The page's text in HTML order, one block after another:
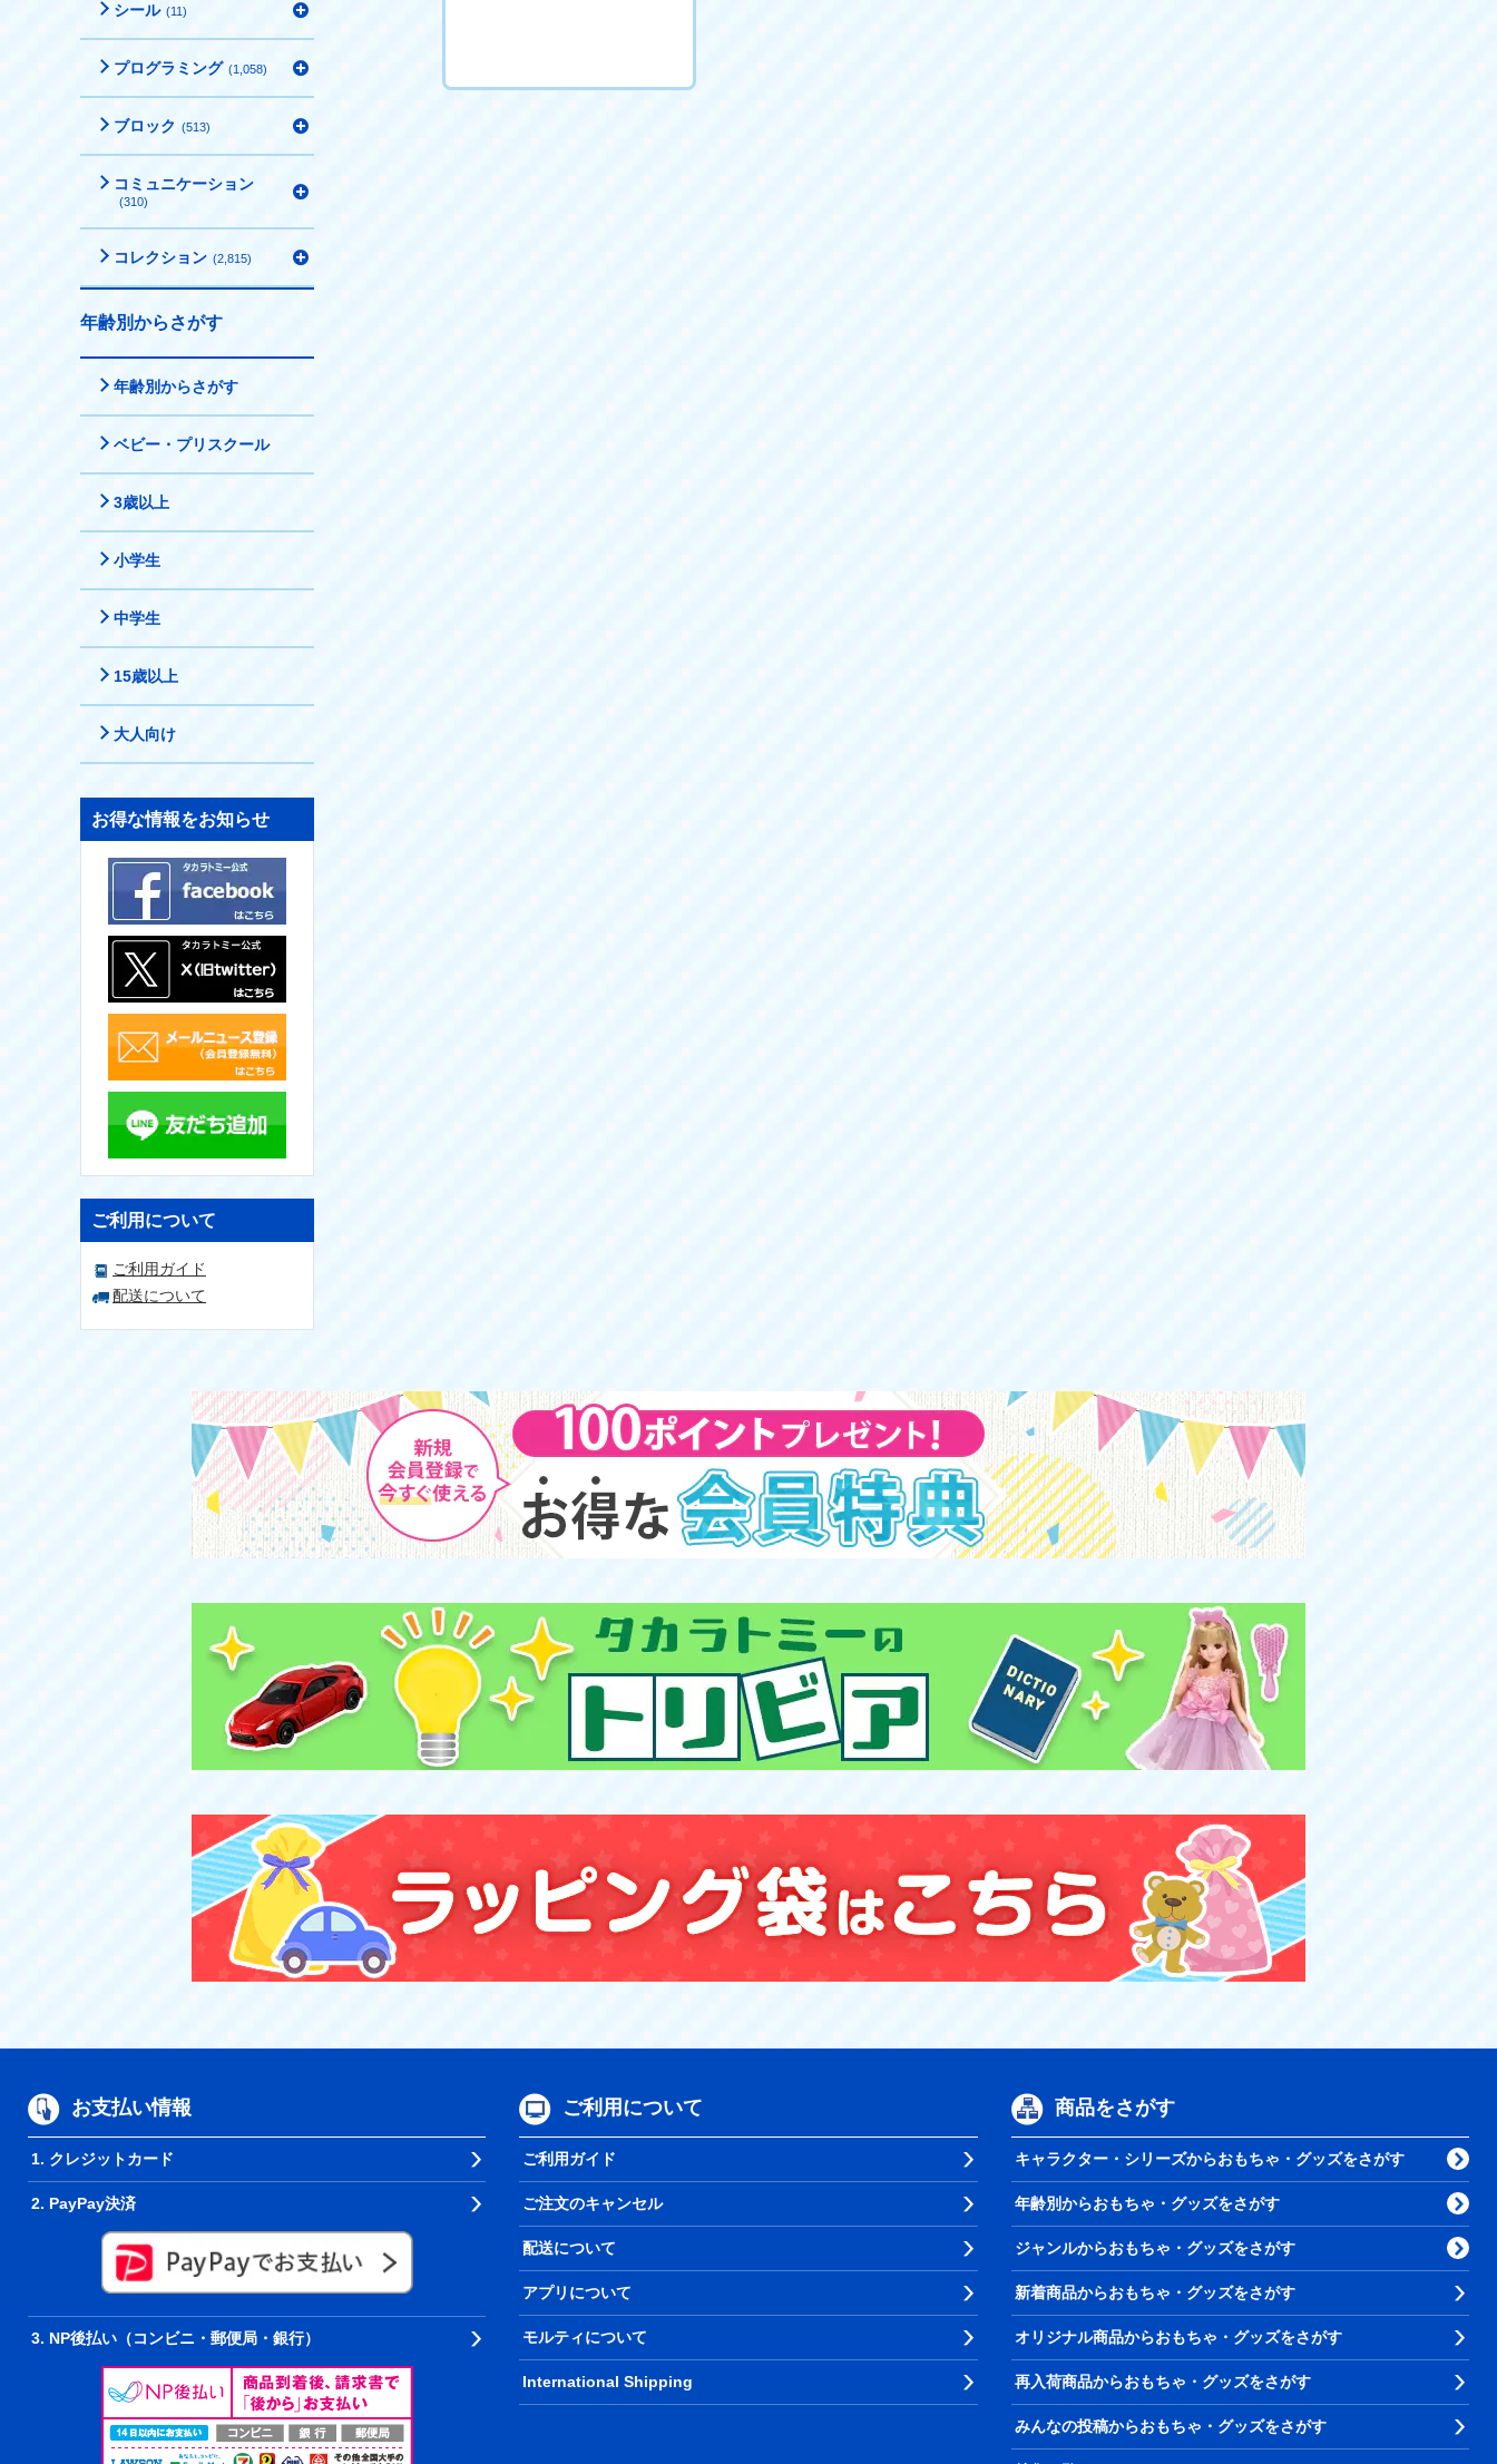
シール (11)
プログラミング (1,058)
ブロック (513)
コミュニケーション
(310)
コレクション (2,815)
年齢別からさがす
年齢別からさがす
ベビー・プリスクール
3歳以上
小学生
中学生
15歳以上
大人向け
お得な情報をお知らせ
ご利用について
ご利用ガイド
配送について
お支払い情報
1. クレジットカード
2. PayPay決済
3. NP後払い（コンビニ・郵便局・銀行）
ご利用について
ご利用ガイド
ご注文のキャンセル
配送について
アプリについて
モルティについて
International Shipping
商品をさがす
キャラクター・シリーズからおもちゃ・グッズをさがす
年齢別からおもちゃ・グッズをさがす
ジャンルからおもちゃ・グッズをさがす
新着商品からおもちゃ・グッズをさがす
オリジナル商品からおもちゃ・グッズをさがす
再入荷商品からおもちゃ・グッズをさがす
みんなの投稿からおもちゃ・グッズをさがす